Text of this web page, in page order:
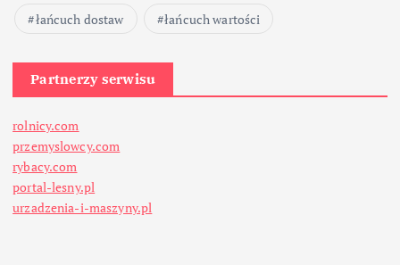
łańcuch dostaw
łańcuch wartości
Partnerzy serwisu
rolnicy.com
przemyslowcy.com
rybacy.com
portal-lesny.pl
urzadzenia-i-maszyny.pl